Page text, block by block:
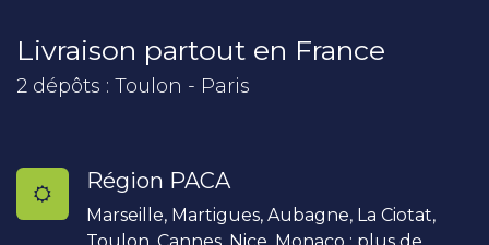
Livraison partout en France
2 dépôts : Toulon - Paris
Région PACA
Marseille, Martigues, Aubagne, La Ciotat,
Toulon, Cannes, Nice, Monaco : plus de